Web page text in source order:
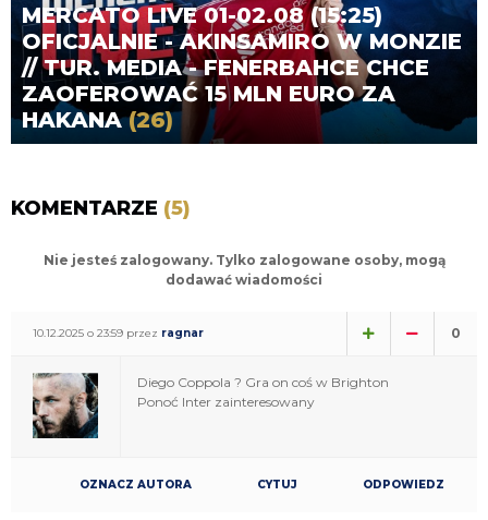
MERCATO LIVE 01-02.08 (15:25)
OFICJALNIE - AKINSAMIRO W MONZIE
// TUR. MEDIA - FENERBAHCE CHCE
ZAOFEROWAĆ 15 MLN EURO ZA
HAKANA(26)
KOMENTARZE (5)
Nie jesteś zalogowany. Tylko zalogowane osoby, mogą
dodawać wiadomości
10.12.2025 o 23:59 przez ragnar 0
Diego Coppola ? Gra on coś w Brighton
Ponoć Inter zainteresowany
OZNACZ AUTORA CYTUJ ODPOWIEDZ